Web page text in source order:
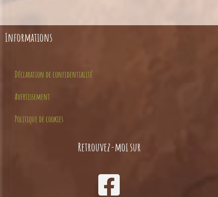
Informations
Déclaration de confidentialité
Avertissement
Politique de cookies
Retrouvez-moi sur